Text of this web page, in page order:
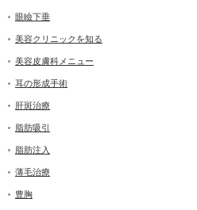
眼瞼下垂
美容クリニックを知る
美容皮膚科メニュー
耳の形成手術
肝斑治療
脂肪吸引
脂肪注入
薄毛治療
豊胸